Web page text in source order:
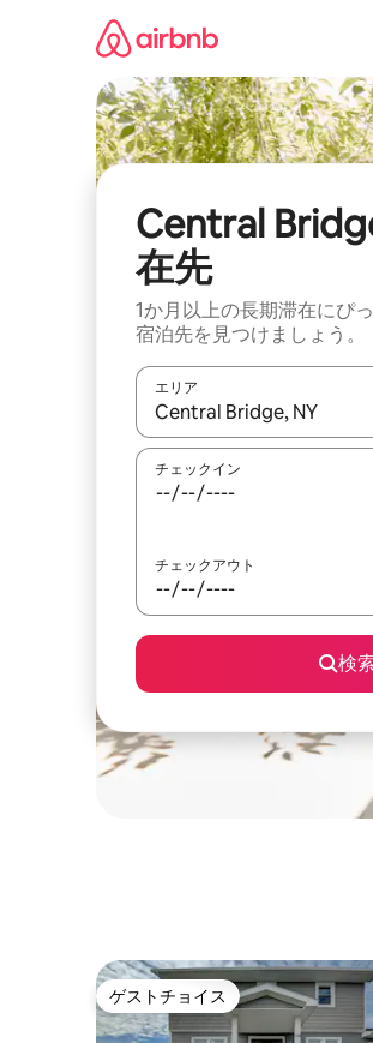
Central
在先
1か月以上の長期滞在にぴ
宿泊先を見つけましょう。
エリア
検索結果が表示されたら、
チェックイン
チェックアウト
検
ゲストチョイス
ゲストチョイス